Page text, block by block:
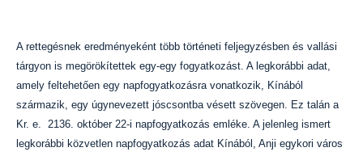
A rettegésnek eredményeként több történeti feljegyzésben és vallási
tárgyon is megörökítettek egy-egy fogyatkozást. A legkorábbi adat,
amely feltehetően egy napfogyatkozásra vonatkozik, Kínából
származik, egy úgynevezett jóscsontba vésett szövegen. Ez talán a
Kr. e. 2136. október 22-i napfogyatkozás emléke. A jelenleg ismert
legkorábbi közvetlen napfogyatkozás adat Kínából, Anji egykori város